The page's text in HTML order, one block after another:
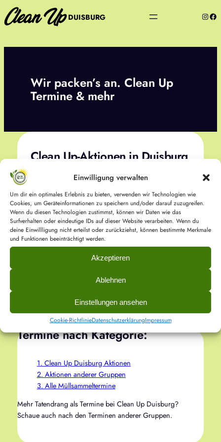
Einwilligung verwalten
Um dir ein optimales Erlebnis zu bieten, verwenden wir Technologien wie
Cookies, um Geräteinformationen zu speichern und/oder darauf zuzugreifen.
Wenn du diesen Technologien zustimmst, können wir Daten wie das
Surfverhalten oder eindeutige IDs auf dieser Website verarbeiten. Wenn du
deine Einwillligung nicht erteilst oder zurückziehst, können bestimmte Merkmale
und Funktionen beeinträchtigt werden.
Akzeptieren
Ablehnen
Einstellungen ansehen
Cookie-RichtlinieDatenschutzerklärungImpressum
Zum
Inhalt
DUISBURG
Wir packen’s an. Clean Up
Termine & mehr
Clean Up-Aktionen in Duisburg
Unsere Müllsammelausrüstung lagert in Neudorf: Die
meisten Termine finden hier und in den
angrenzenden Stadtteilen statt.
Wir können aber auch gerne gemeinsam dort
anpacken, wo ihr der Meinung seid: „Hier muss ein
Clean Up her ☝
.“ Meldet euch gerne über die
Kontaktseite.
unserer Website oder in unseren Social-Media-
Termine nach Kategorie:
1. Clean Up Duisburg Aktionen
2. Aktionen anderer Gruppen
3. Alle Müllsammeltermine
Mehr Tatendrang als Termine bei Clean Up Duisburg?
Schaue auch nach den Terminen anderer Gruppen.